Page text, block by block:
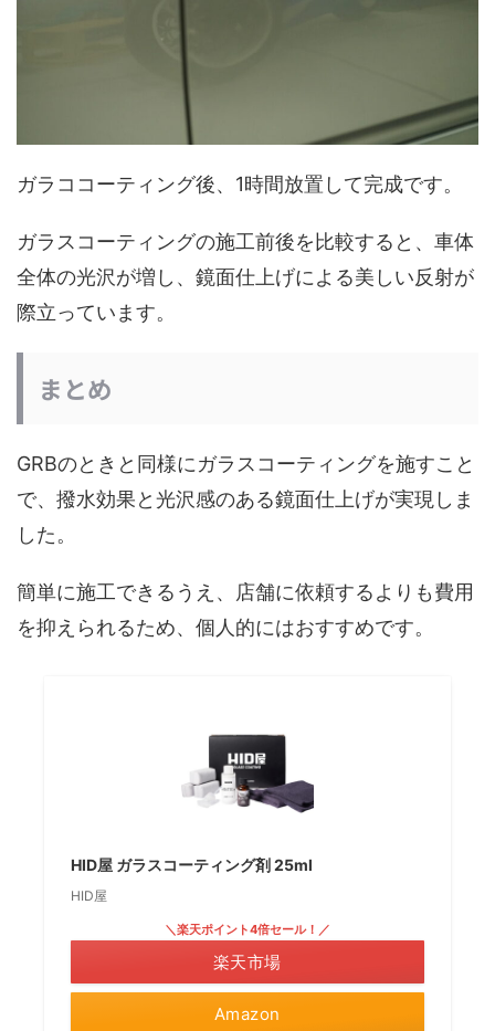
ガラココーティング後、1時間放置して完成です。
ガラスコーティングの施工前後を比較すると、車体
全体の光沢が増し、鏡面仕上げによる美しい反射が
際立っています。
まとめ
GRBのときと同様にガラスコーティングを施すこと
で、撥水効果と光沢感のある鏡面仕上げが実現しま
した。
簡単に施工できるうえ、店舗に依頼するよりも費用
を抑えられるため、個人的にはおすすめです。
HID屋 ガラスコーティング剤 25ml
HID屋
Amazon
＼楽天ポイント4倍セール！／
楽天市場